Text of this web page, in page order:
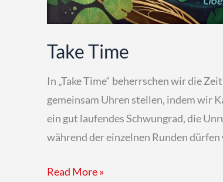
Take Time
In „Take Time“ beherrschen wir die
gemeinsam Uhren stellen, indem wir
ein gut laufendes Schwungrad, die
während der einzelnen Runden
Take
Read More »